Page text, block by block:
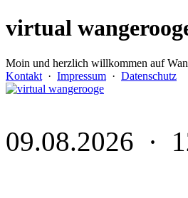
virtual
Moin und herzlich willkommen auf
Kontakt · Impressum · Datenschutz
09.08.2026 ·